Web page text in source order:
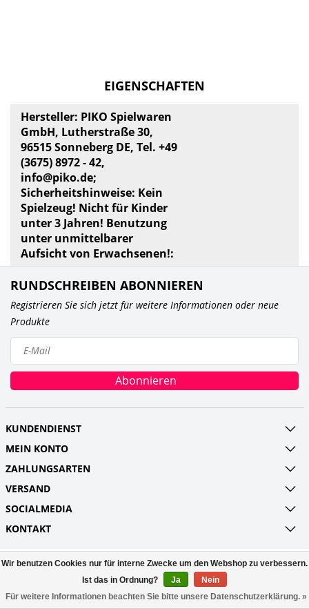
EIGENSCHAFTEN
Hersteller: PIKO Spielwaren
GmbH, Lutherstraße 30,
96515 Sonneberg DE, Tel. +49
(3675) 8972 - 42,
info@piko.de;
Sicherheitshinweise: Kein
Spielzeug! Nicht für Kinder
unter 3 Jahren! Benutzung
unter unmittelbarer
Aufsicht von Erwachsenen!:
RUNDSCHREIBEN ABONNIEREN
Registrieren Sie sich jetzt für weitere Informationen oder neue
Produkte
Abonnieren
KUNDENDIENST
MEIN KONTO
ZAHLUNGSARTEN
VERSAND
SOCIALMEDIA
KONTAKT
© Copyright 2026 Railroads and more UG
(haftungsbeschränkt) Powered byLightspeed
All rights reserved byInStijl Media
Wir benutzen Cookies nur für interne Zwecke um den Webshop zu verbessern.
Ist das in Ordnung?
Ja
Nein
Für weitere Informationen beachten Sie bitte unsere Datenschutzerklärung. »